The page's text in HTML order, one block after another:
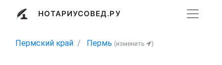
НОТАРИУСОВЕД.РУ
Пермский край Пермь (изменить )